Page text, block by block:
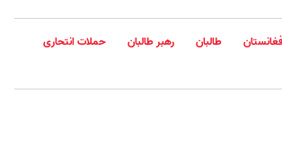
طالبان رهبر طالبان
حملات انتحاری